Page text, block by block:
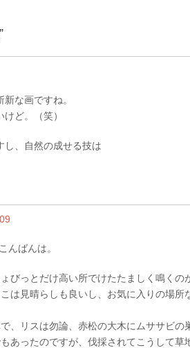
”
な画ですね。
ど。（笑）
し、自然の成せる技は
んばんは。
びっとだけ高い所でけたたましく鳴くの
は見晴らしも良いし、お気に入りの場所
、リスは勿論、赤松の大木にムササビの
あったのですが、伐採されてこうして草